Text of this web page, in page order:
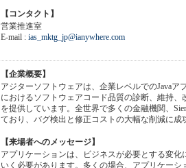
【コンタクト】
営業推進室
E-mail : ias_mktg_jp@ianywhere.com
【企業概要】
アジターソフトウェアは、企業レベルでのJavaア
におけるソフトウェアコード品質の診断、維持、
を提供しています。全世界で多くの金融機関、
ており、バグ検出と修正コストの大幅な削減に成
【来場者へのメッセージ】
アプリケーションは、ビジネスが必要とする変化
いく必要があります。多くの場合、アプリケーシ